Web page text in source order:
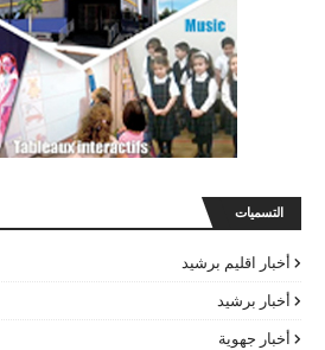
التسميات
أخبار اقليم برشيد
أخبار برشيد
أخبار جهوية